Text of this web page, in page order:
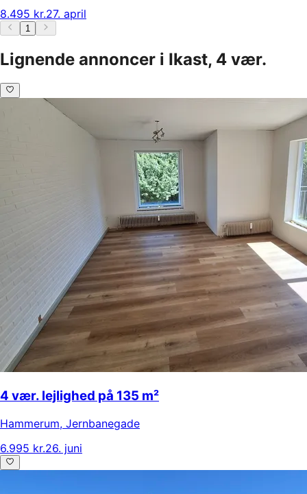
8.495 kr.27. april
1
Lignende annoncer i Ikast, 4 vær.
4 vær. lejlighed på 135 m²
Hammerum, Jernbanegade
6.995 kr.26. juni